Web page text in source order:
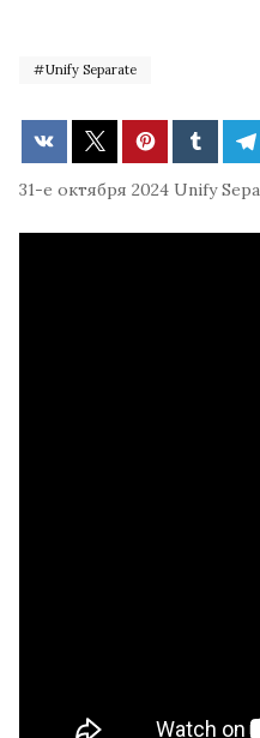
Unify Separate
31-е октября 2024 Unify